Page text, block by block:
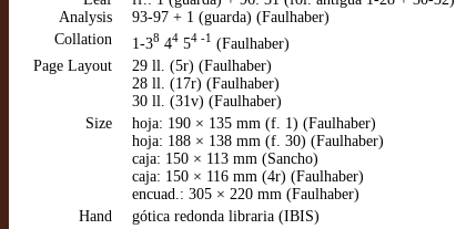
Analysis
93-97 + 1 (guarda) (Faulhaber)
Collation
1-38 44 54 -1 (Faulhaber)
Page Layout
29 ll. (5r) (Faulhaber)
28 ll. (17r) (Faulhaber)
30 ll. (31v) (Faulhaber)
Size
hoja: 190 × 135 mm (f. 1) (Faulhaber)
hoja: 188 × 138 mm (f. 30) (Faulhaber)
caja: 150 × 113 mm (Sancho)
caja: 150 × 116 mm (4r) (Faulhaber)
encuad.: 305 × 220 mm (Faulhaber)
Hand
gótica redonda libraria (IBIS)